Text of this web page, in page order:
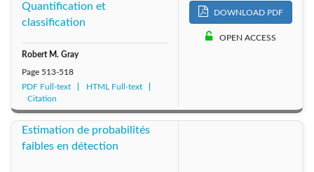
Quantification et
classification
Robert M. Gray
Page 513-518
PDF Full-text
HTML Full-text
Citation
DOWNLOAD PDF
OPEN ACCESS
Estimation de probabilités
faibles en détection